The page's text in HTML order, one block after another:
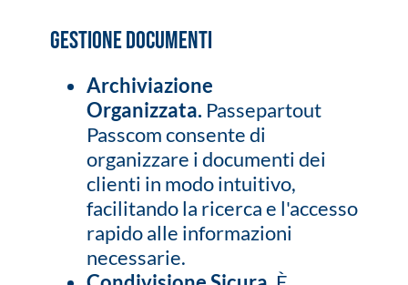
Gestione Documenti
Archiviazione
Organizzata. Passepartout
Passcom consente di
organizzare i documenti dei
clienti in modo intuitivo,
facilitando la ricerca e l'accesso
rapido alle informazioni
necessarie.